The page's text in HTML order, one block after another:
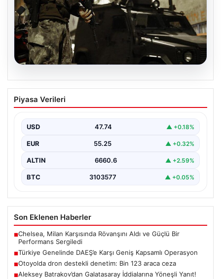
07.08.2026
Türkiye Genelinde DAEŞ’e Karşı Geniş
Kapsamlı Operasyon
yönelik 30 şehirde büyük çaplı bir operasyon
gerçekleştirildi. Jandarma…
Piyasa Verileri
USD 47.74 ▲ +0.18%
EUR 55.25 ▲ +0.32%
ALTIN 6660.6 ▲ +2.59%
BTC 3103577 ▲ +0.05%
Son Eklenen Haberler
■Chelsea, Milan Karşısında Rövanşını Aldı ve Güçlü Bir
Performans Sergiledi
■Türkiye Genelinde DAEŞ’e Karşı Geniş Kapsamlı Operasyon
■Otoyolda dron destekli denetim: Bin 123 araca ceza
■Aleksey Batrakov’dan Galatasaray İddialarına Yöneşli Yanıt!